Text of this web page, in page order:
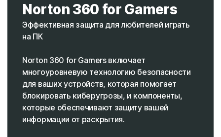
Norton 360 for Gamers
Эффективная защита для любителей играть
на ПК
Norton 360 for Gamers включает
многоуровневую технологию безопасности
для ваших устройств, которая помогает
блокировать киберугрозы, и компоненты,
которые обеспечивают защиту вашей
информации от раскрытия.